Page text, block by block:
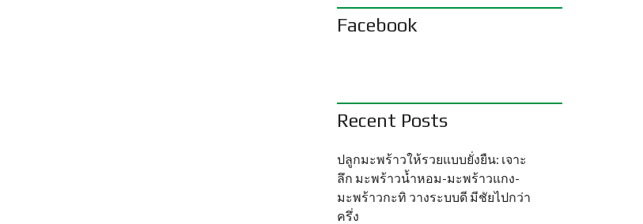
Facebook
Recent Posts
ปลูกมะพร้าวให้รวยแบบยั่งยืน: เจาะ
ลึก มะพร้าวน้ำหอม-มะพร้าวแกง-
มะพร้าวกะทิ วางระบบดี มีชัยไปกว่า
ครึ่ง